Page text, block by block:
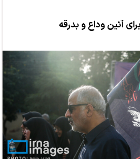
آئین وداع و بدرقه